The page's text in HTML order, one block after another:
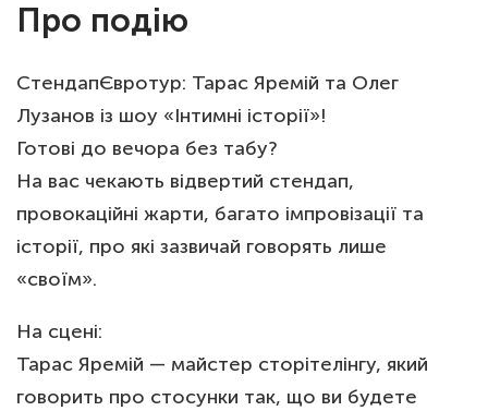
Про подію
СтендапЄвротур: Тарас Яремій та Олег
Лузанов із шоу «Інтимні історії»!
Готові до вечора без табу?
На вас чекають відвертий стендап,
провокаційні жарти, багато імпровізації та
історії, про які зазвичай говорять лише
«своїм».
На сцені:
Тарас Яремій — майстер сторітелінгу, який
говорить про стосунки так, що ви будете